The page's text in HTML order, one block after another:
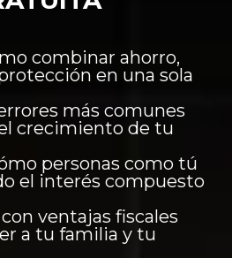
combinar ahorro,
en una sola
más comunes
crecimiento de tu
personas como tú
el interés compuesto
ventajas fiscales
a tu familia y tu